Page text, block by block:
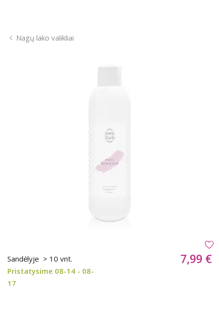
Nagų lako valikliai
Sandėlyje > 10 vnt.
Pristatysime 08-14 - 08-
17
7,99 €